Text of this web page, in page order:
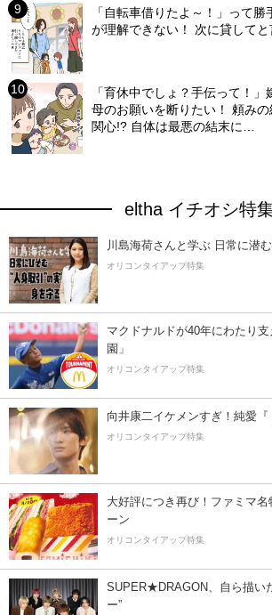
「自転車借りたよ～！」って
が理解できない！ 次に貸して
「育休中でしょ？手伝って！
母のお願いを断りたい！ 頼み
関心!? 自体は最悪の結末に…
eltha イチオシ特
川島海荷さんと学ぶ 日常に潜
オリコンタイアップ特集
マクドナルドが40年にわたり
園」
オリコンタイアップ特集
向井康二イケメンすぎ！純愛『
オリコンタイアップ特集
大好評につき再び！ファミマ
ーン
オリコンタイアップ特集
SUPER★DRAGON、自ら描い
ー”